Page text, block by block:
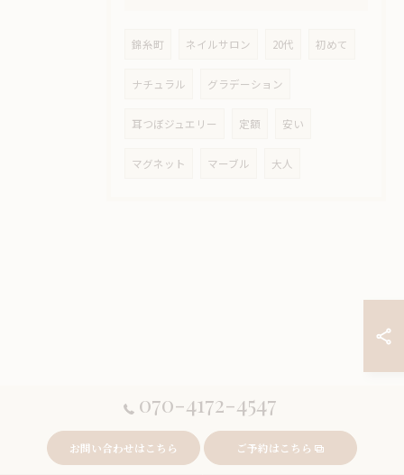
錦糸町 ネイルサロン 20代 初めて
ナチュラル グラデーション
耳つぼジュエリー 定額 安い
マグネット マーブル 大人
070-4172-4547
お問い合わせはこちら ご予約はこちら